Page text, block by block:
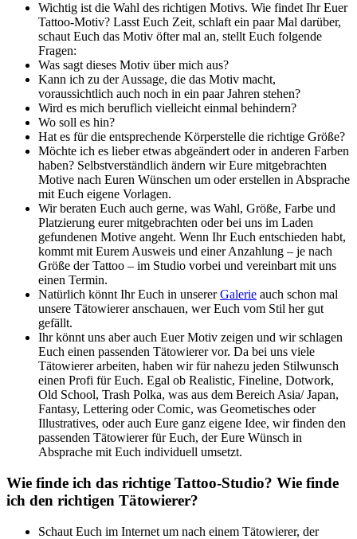
Wichtig ist die Wahl des richtigen Motivs. Wie findet Ihr Euer
Tattoo-Motiv? Lasst Euch Zeit, schlaft ein paar Mal darüber,
schaut Euch das Motiv öfter mal an, stellt Euch folgende
Fragen:
Was sagt dieses Motiv über mich aus?
Kann ich zu der Aussage, die das Motiv macht,
voraussichtlich auch noch in ein paar Jahren stehen?
Wird es mich beruflich vielleicht einmal behindern?
Wo soll es hin?
Hat es für die entsprechende Körperstelle die richtige Größe?
Möchte ich es lieber etwas abgeändert oder in anderen Farben
haben? Selbstverständlich ändern wir Eure mitgebrachten
Motive nach Euren Wünschen um oder erstellen in Absprache
mit Euch eigene Vorlagen.
Wir beraten Euch auch gerne, was Wahl, Größe, Farbe und
Platzierung eurer mitgebrachten oder bei uns im Laden
gefundenen Motive angeht. Wenn Ihr Euch entschieden habt,
kommt mit Eurem Ausweis und einer Anzahlung – je nach
Größe der Tattoo – im Studio vorbei und vereinbart mit uns
einen Termin.
Natürlich könnt Ihr Euch in unsererGalerie auch schon mal
unsere Tätowierer anschauen, wer Euch vom Stil her gut
gefällt.
Ihr könnt uns aber auch Euer Motiv zeigen und wir schlagen
Euch einen passenden Tätowierer vor. Da bei uns viele
Tätowierer arbeiten, haben wir für nahezu jeden Stilwunsch
einen Profi für Euch. Egal ob Realistic, Fineline, Dotwork,
Old School, Trash Polka, was aus dem Bereich Asia/ Japan,
Fantasy, Lettering oder Comic, was Geometisches oder
Illustratives, oder auch Eure ganz eigene Idee, wir finden den
passenden Tätowierer für Euch, der Eure Wünsch in
Absprache mit Euch individuell umsetzt.
Wie finde ich das richtige Tattoo-Studio? Wie finde
ich den richtigen Tätowierer?
Schaut Euch im Internet um nach einem Tätowierer, der